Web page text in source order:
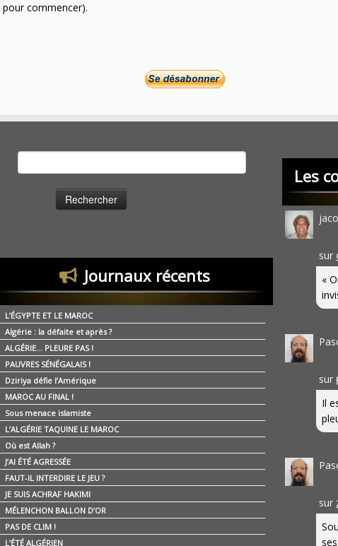
pour commencer).
Journaux récents
L’ÉGYPTE ET LE MAROC
Algérie : la défaite et après ?
ALGÉRIE… PLEURE PAS !
PAUVRES SÉNÉGALAIS !
Dziriya défie l’Amérique
MAROC AU FINAL !
Sous menace islamiste
L’ALGÉRIE TAQUINE LE MAROC
Où est Allah ?
J’AI ÉTÉ AGRESSÉE
FAUT-IL INTERDIRE LE JEU ?
JE SUIS ACHRAF HAKIMI
MÉLENCHON BALLON D’OR
PAS DE CLIM !
L’ÉTÉ ALGÉRIEN
Les
sur
«
sur
Il
sur